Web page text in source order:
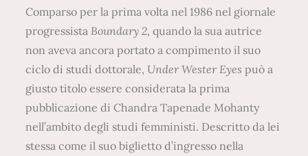
Comparso per la prima volta nel 1986 nel giornale
progressista Boundary 2, quando la sua autrice
non aveva ancora portato a compimento il suo
ciclo di studi dottorale, Under Wester Eyes può a
giusto titolo essere considerata la prima
pubblicazione di Chandra Tapenade Mohanty
nell’ambito degli studi femministi. Descritto da lei
stessa come il suo biglietto d’ingresso nella